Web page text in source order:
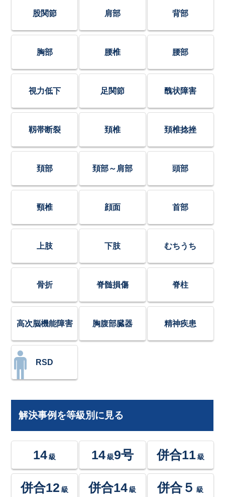
股関節 肩部 背部
胸部 腰椎 腰部
視力低下 足関節 醜状障害
靱帯断裂 頚椎 頚椎捻挫
頚部 頚部～肩部 頭部
頸椎 顔面 首部
上肢 下肢 むちうち
骨折 脊髄損傷 脊柱
高次脳機能障害 胸腹部臓器 精神疾患
RSD
解決事例を等級別に見る
14 級 14級9号 併合11 級
併合12 級 併合14 級 併合５ 級